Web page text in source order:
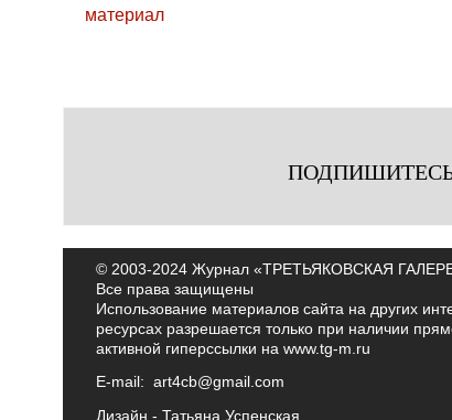
© 2003-2024 Журнал «ТРЕТЬЯКОВСКАЯ
Все права защищены
Использование материалов сайта на других
ресурсах разрешается только при наличии
активной гиперссылки на www.tg-m.ru
E-mail: art4cb@gmail.com
Дизайн - Татьяна Успенская